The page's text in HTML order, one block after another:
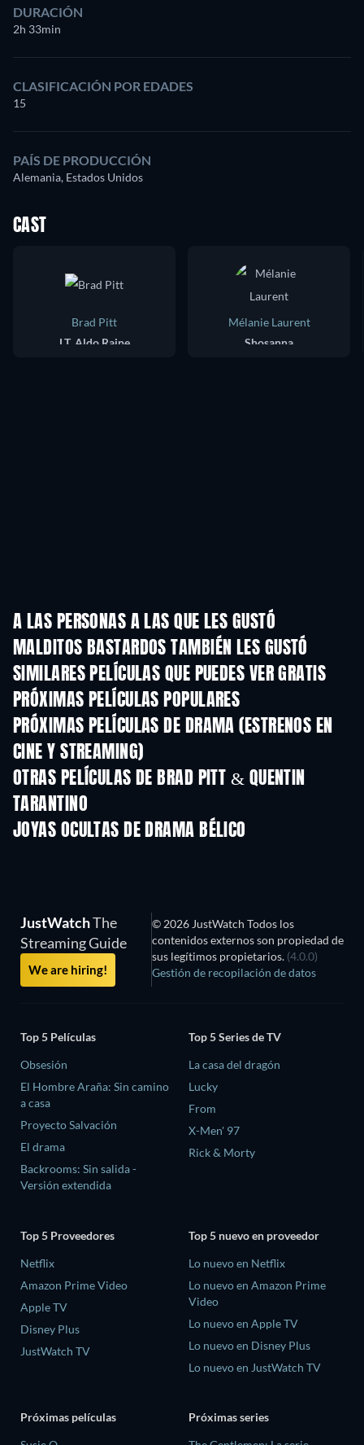
DURACIÓN
2h 33min
CLASIFICACIÓN POR EDADES
15
PAÍS DE PRODUCCIÓN
Alemania, Estados Unidos
CAST
Brad Pitt
LT. Aldo Raine
Mélanie Laurent
Shosanna
A LAS PERSONAS A LAS QUE LES GUSTÓ
MALDITOS BASTARDOS TAMBIÉN LES GUSTÓ
SIMILARES PELÍCULAS QUE PUEDES VER GRATIS
PRÓXIMAS PELÍCULAS POPULARES
PRÓXIMAS PELÍCULAS DE DRAMA (ESTRENOS EN
CINE Y STREAMING)
OTRAS PELÍCULAS DE BRAD PITT & QUENTIN
TARANTINO
JOYAS OCULTAS DE DRAMA BÉLICO
JustWatchThe
Streaming Guide
We are hiring!
© 2026 JustWatch Todos los
contenidos externos son propiedad de
sus legítimos propietarios. (4.0.0)
Gestión de recopilación de datos
Top 5 Películas
Obsesión
El Hombre Araña: Sin camino
a casa
Proyecto Salvación
El drama
Backrooms: Sin salida -
Versión extendida
Top 5 Series de TV
La casa del dragón
Lucky
From
X-Men' 97
Rick & Morty
Top 5 Proveedores
Netflix
Amazon Prime Video
Apple TV
Disney Plus
JustWatch TV
Top 5 nuevo en proveedor
Lo nuevo en Netflix
Lo nuevo en Amazon Prime
Video
Lo nuevo en Apple TV
Lo nuevo en Disney Plus
Lo nuevo en JustWatch TV
Próximas películas
Próximas series